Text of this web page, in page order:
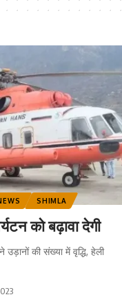
SHIMLA
को बढ़ावा देगी
उड़ानों की संख्या में वृद्धि, हेली